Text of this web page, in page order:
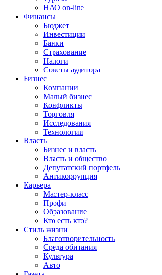
НАО on-line
Финансы
Бюджет
Инвестиции
Банки
Страхование
Налоги
Советы аудитора
Бизнес
Компании
Малый бизнес
Конфликты
Торговля
Исследования
Технологии
Власть
Бизнес и власть
Власть и общество
Депутатский портфель
Антикоррупция
Карьера
Мастер-класс
Профи
Образование
Кто есть кто?
Стиль жизни
Благотворительность
Среда обитания
Культура
Авто